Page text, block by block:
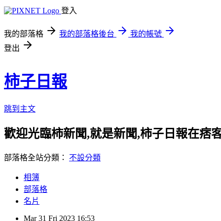
登入
我的部落格 我的部落格後台
我的帳號
登出
柿子日報
跳到主文
歡迎光臨柿新聞,就是新聞,柿子日報在痞
部落格全站分類： 不設分類
相簿
部落格
名片
Mar 31 Fri 2023 16:53